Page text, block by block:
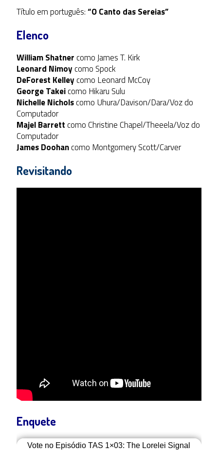
Título em português:“O Canto das Sereias”
Elenco
William Shatnercomo James T. Kirk
Leonard Nimoycomo Spock
DeForest Kelleycomo Leonard McCoy
George Takeicomo Hikaru Sulu
Nichelle Nicholscomo Uhura/Davison/Dara/Voz do
Computador
Majel Barrettcomo Christine Chapel/Theeela/Voz do
Computador
James Doohancomo Montgomery Scott/Carver
Revisitando
Enquete
Vote no Episódio TAS 1×03: The Lorelei Signal